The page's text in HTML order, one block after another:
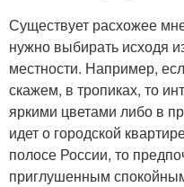
Существует расхожее
нужно выбирать исходя
местности. Например,
скажем, в тропиках, то
яркими цветами либо в
идет о городской
полосе России, то
приглушенным